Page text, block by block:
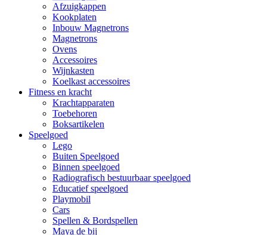
Afzuigkappen
Kookplaten
Inbouw Magnetrons
Magnetrons
Ovens
Accessoires
Wijnkasten
Koelkast accessoires
Fitness en kracht
Krachtapparaten
Toebehoren
Boksartikelen
Speelgoed
Lego
Buiten Speelgoed
Binnen speelgoed
Radiografisch bestuurbaar speelgoed
Educatief speelgoed
Playmobil
Cars
Spellen & Bordspellen
Maya de bij